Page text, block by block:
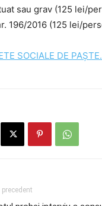
sau grav (125 lei/
196/2016 (125 lei/
SOCIALE DE